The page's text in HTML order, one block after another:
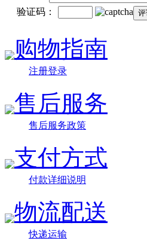
验证码：
购物指南
注册登录
售后服务
售后服务政策
支付方式
付款详细说明
物流配送
快递运输